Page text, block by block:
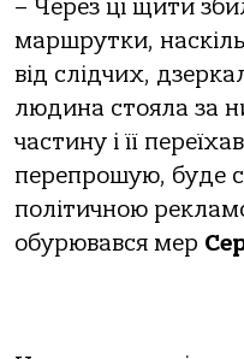
– Через ці щити
маршрутки,
від слідчих,
людина стояла за
частину і її
перепрошую, буде
політичною
обурювався мер